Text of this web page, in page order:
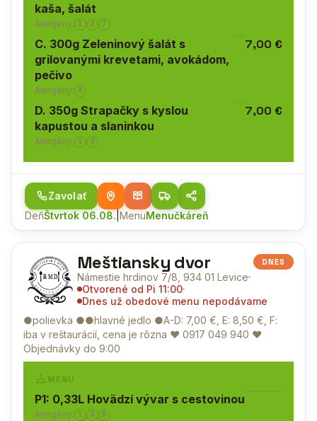
kaša, šalát
Alergény: 1 3 7
C. 300g Zeleninový šalát s
grilovanými krevetami, avokádom,
pečivo
7,00 €
Alergény: 4
D. 350g Strapačky s kyslou
kapustou a slaninkou
7,00 €
Alergény: 1 3
Zavolať
DeňŠtvrtok 06.08.|MenuMenučkáreň
Meštiansky dvor
Námestie hrdinov 7/8, 934 01 Levice
Otvorené od Pi 11:00
Dnes už obedové menu nepodávame
DNES
●polievka ●●hlavné jedlo ●A-D: 7,00 €, E: 8,50 €, F:
iba v reštaurácií, cena je rôzna ♥ 0917 049 940 ♥
Objednávky do 9:00
MENU
P1: 0,33L Hovädzí vývar s cestovinou
Alergény: 1 3 9